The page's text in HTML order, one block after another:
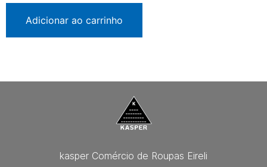
Adicionar ao carrinho
kasper Comércio de Roupas Eireli